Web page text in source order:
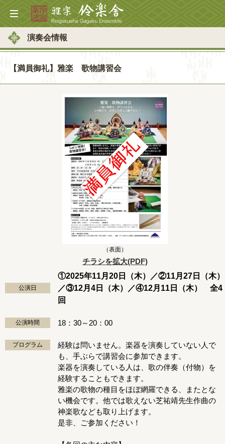
演奏会情報
【満員御礼】雅楽 歌物講習会
（表面）
チラシを拡大(PDF)
公演日
①2025年11月20日（木）／②11月27日（木）
／③12月4日（木）／④12月11日（木） 全4
回
公演時間 18：30～20：00
プログラム
経験は問いません。楽器を演奏していない人で
も、手ぶらで講習会に参加できます。
楽器を演奏している人は、歌の伴奏（付物）を
経験することもできます。
雅楽の歌物の種目をほぼ網羅できる、またとな
い機会です。他では歌えない芝祐靖先生作曲の
神楽歌なども取り上げます。
是非、ご参加ください！